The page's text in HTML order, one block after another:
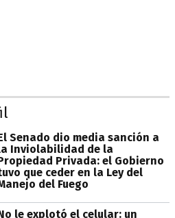
Senado dio media sanción a
Inviolabilidad de la
Privada: el Gobierno
que ceder en la Ley del
del Fuego
le explotó el celular: un